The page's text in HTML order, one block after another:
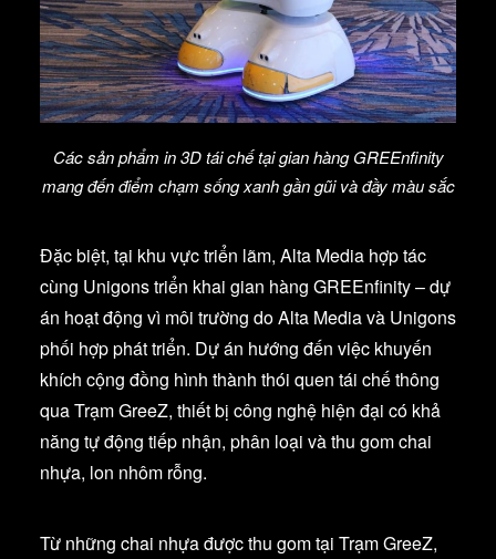
Các sản phẩm in 3D tái chế tại gian hàng GREEnfinity
mang đến điểm chạm sống xanh gần gũi và đầy màu sắc
Đặc biệt, tại khu vực triển lãm, Alta Media hợp tác
cùng Unigons triển khai gian hàng GREEnfinity – dự
án hoạt động vì môi trường do Alta Media và Unigons
phối hợp phát triển. Dự án hướng đến việc khuyến
khích cộng đồng hình thành thói quen tái chế thông
qua Trạm GreeZ, thiết bị công nghệ hiện đại có khả
năng tự động tiếp nhận, phân loại và thu gom chai
nhựa, lon nhôm rỗng.
Từ những chai nhựa được thu gom tại Trạm GreeZ,